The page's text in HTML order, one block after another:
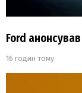
Ford
16 годин тому